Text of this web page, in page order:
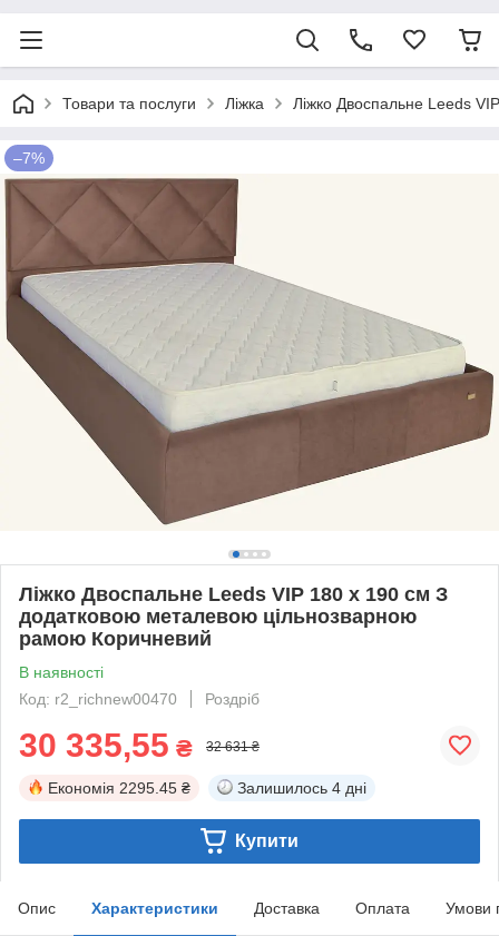
Товари та послуги Ліжка Ліжко Двоспальне Leeds
–7%
Ліжко Двоспальне Leeds VIP 180 х 190 см З
додатковою металевою цільнозварною
рамою Коричневий
В наявності
Код: r2_richnew00470
Роздріб
30 335,55 ₴ 32 631 ₴
Економія 2295.45 ₴ Залишилось 4 дні
Купити
Опис Характеристики Доставка Оплата Умови